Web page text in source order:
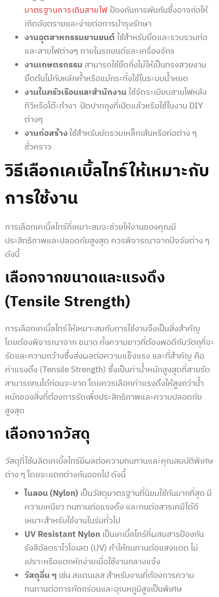
มาตรฐานการเดินสายไฟ ป้องกันการพันกันซึ่งอาจก่อให้
เกิดอันตรายและง่ายต่อการบำรุงรักษา
งานอุตสาหกรรมยานยนต์ใช้สำหรับยึดและรวบรวมท่อ
และสายไฟต่างๆ ภายในรถยนต์และเครื่องจักร
งานเกษตรกรรม สามารถใช้ยึดกิ่งไม้ให้เป็นทรงสวยงาม
ยึดต้นไม้กับหลักค้ำหรือแม้กระทั่งใช้ในระบบน้ำหยด
งานในครัวเรือนและสำนักงานใช้จัดระเบียบสายไฟหลัง
ทีวีหรือโต๊ะทำงา ปิดปากถุงที่เปิดแล้วหรือใช้ในงาน DIY
ต่างๆ
งานก่อสร้างใช้สำหรับมัดรวมเหล็กเส้นหรือท่อต่าง ๆ
ชั่วคราว
วิธีเลือกเคเบิ้ลไทร์ให้เหมาะกับ
การใช้งาน
การเลือกเคเบิ้ลไทร์ที่เหมาะสมจะช่วยให้งานของคุณมี
ประสิทธิภาพและปลอดภัยสูงสุด ควรพิจารณาจากปัจจัยต่าง ๆ
ดังนี้
เลือกจากขนาดและแรงดึง
(Tensile Strength)
การเลือกเคเบิ้ลไทร์ให้เหมาะสมกับการใช้งานจึงเป็นสิ่งสำคัญ
โดยต้องพิจารณาจาก ขนาด ทั้งความยาวที่ต้องพอดีกับวัตถุที่จะ
รัดและความกว้างซึ่งส่งผลต่อความแข็งแรง และที่สำคัญ คือ
ค่าแรงดึง (Tensile Strength) ซึ่งเป็นค่าน้ำหนักสูงสุดที่สายรัด
สามารถทนได้ก่อนจะขาด โดยควรเลือกค่าแรงดึงให้สูงกว่าน้ำ
หนักของสิ่งที่ต้องการรัดเพื่อประสิทธิภาพและความปลอดภัย
สูงสุด
เลือกจากวัสดุ
วัสดุที่ใช้ผลิตเคเบิ้ลไทร์มีผลต่อความทนทานและคุณสมบัติพิเศษ
ต่าง ๆ โดยจะแตกต่างกันออกไป ดังนี้
ไนลอน (Nylon) เป็นวัสดุมาตรฐานที่นิยมใช้กันมากที่สุด มี
ความเหนียว ทนทานต่อแรงดึง และทนต่อสารเคมีได้ดี
เหมาะสำหรับใช้งานในร่มทั่วไป
UV Resistant Nylon เป็นเคเบิ้ลไทร์ที่ผสมสารป้องกัน
รังสีอัลตราไวโอเลต (UV) ทำให้ทนทานต่อแสงแดด ไม่
เปราะหรือแตกหักง่ายเมื่อใช้งานกลางแจ้ง
วัสดุอื่น ๆ เช่น สแตนเลส สำหรับงานที่ต้องการความ
ทนทานต่อการกัดกร่อนและอุณหภูมิสูงเป็นพิเศษ